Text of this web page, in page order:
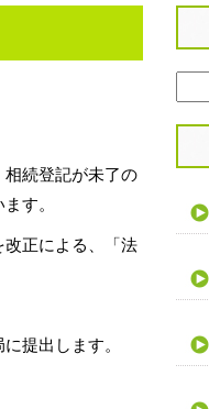
続登記が未了の
す。
正による、「法
提出します。